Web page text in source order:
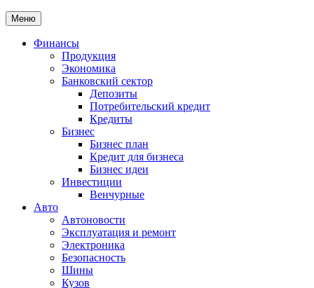
Меню
Финансы
Продукция
Экономика
Банковский сектор
Депозиты
Потребительский кредит
Кредиты
Бизнес
Бизнес план
Кредит для бизнеса
Бизнес идеи
Инвестиции
Венчурные
Авто
Автоновости
Эксплуатация и ремонт
Электроника
Безопасность
Шины
Кузов